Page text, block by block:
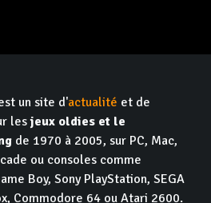
un site d'actualité et de
lesjeux oldies et le
de 1970 à 2005, sur PC, Mac,
ou consoles comme
Boy, Sony PlayStation, SEGA
Commodore 64 ou Atari 2600.